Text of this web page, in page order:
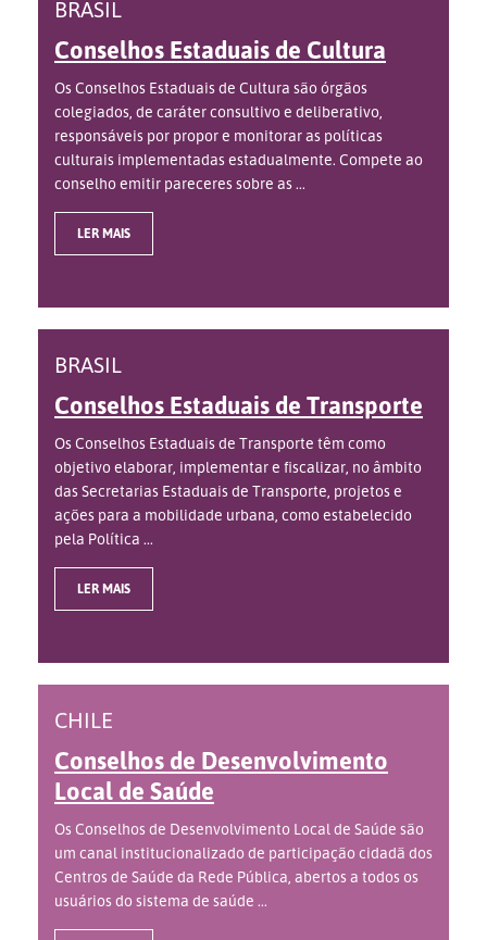
BRASIL
Conselhos Estaduais de Cultura
Os Conselhos Estaduais de Cultura são órgãos
colegiados, de caráter consultivo e deliberativo,
responsáveis por propor e monitorar as políticas
culturais implementadas estadualmente. Compete ao
conselho emitir pareceres sobre as ...
LER MAIS
BRASIL
Conselhos Estaduais de Transporte
Os Conselhos Estaduais de Transporte têm como
objetivo elaborar, implementar e fiscalizar, no âmbito
das Secretarias Estaduais de Transporte, projetos e
ações para a mobilidade urbana, como estabelecido
pela Política ...
LER MAIS
CHILE
Conselhos de Desenvolvimento
Local de Saúde
Os Conselhos de Desenvolvimento Local de Saúde são
um canal institucionalizado de participação cidadã dos
Centros de Saúde da Rede Pública, abertos a todos os
usuários do sistema de saúde ...